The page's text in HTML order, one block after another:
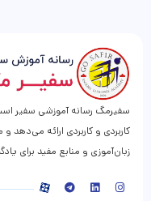
سفیرمگ رسانه آموزشی سفیر
کاربردی و کاربردی ارائه
زبان‌آموزی و منابع مفید برای